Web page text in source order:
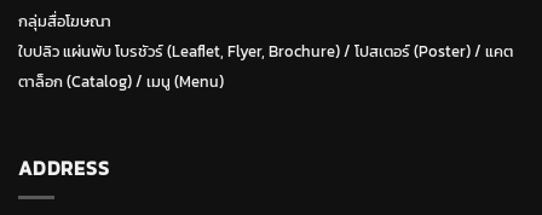
กลุ่มสื่อโฆษณา
ใบปลิว แผ่นพับ โบรชัวร์ (Leaflet, Flyer, Brochure)/ โปสเตอร์ (Poster) / แคต
ตาล็อก (Catalog)/ เมนู (Menu)
ADDRESS